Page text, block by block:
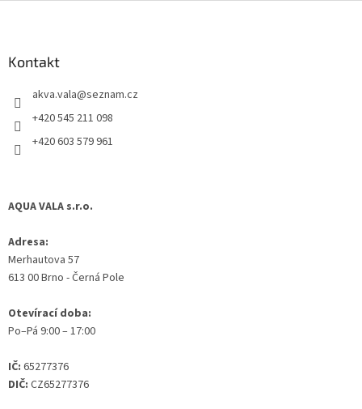
Kontakt
akva.vala@seznam.cz
+420 545 211 098
+420 603 579 961
AQUA VALA s.r.o.
Adresa:
Merhautova 57
613 00 Brno - Černá Pole
Otevírací doba:
Po–Pá 9:00 – 17:00
IČ: 65277376
DIČ: CZ65277376